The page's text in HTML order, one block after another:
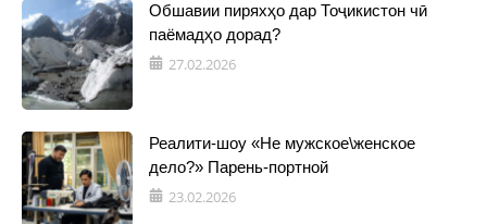
Обшавии пиряхҳо дар Тоҷикистон чӣ
паёмадҳо дорад?
27.02.2026
Реалити-шоу «Не мужское\женское
дело?» Парень-портной
23.02.2026